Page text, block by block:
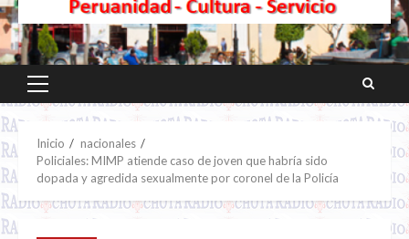
Menú
principal
Inicio
nacionales
Policiales: MIMP atiende caso de joven que habría sido
dopada y agredida sexualmente por coronel de la Policía